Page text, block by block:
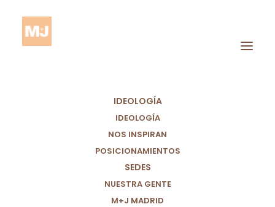
IDEOLOGÍA
IDEOLOGÍA
NOS INSPIRAN
POSICIONAMIENTOS
SEDES
NUESTRA GENTE
M+J MADRID
Cooperación
Ciudadana